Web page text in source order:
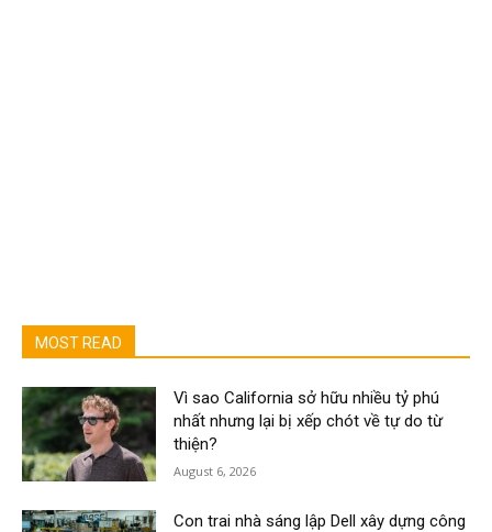
MOST READ
Vì sao California sở hữu nhiều tỷ phú
nhất nhưng lại bị xếp chót về tự do từ
thiện?
August 6, 2026
Con trai nhà sáng lập Dell xây dựng công